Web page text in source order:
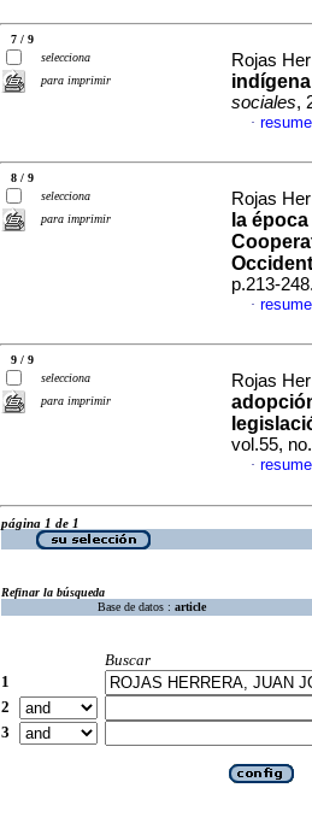
7 / 9
selecciona
para imprimir
Rojas
sociales,
·
8 / 9
selecciona
para imprimir
Rojas
la
p.213-
·
9 / 9
selecciona
para imprimir
Rojas
vol.55,
·
página 1 de 1
Refinar la búsqueda
Base de datos : article
Buscar
1
2
3